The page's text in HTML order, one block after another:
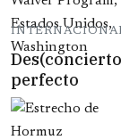
perfecto